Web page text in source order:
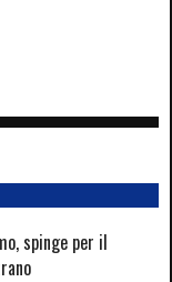
spinge per il